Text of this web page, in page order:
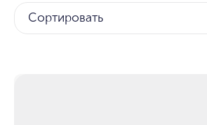
Сортировать